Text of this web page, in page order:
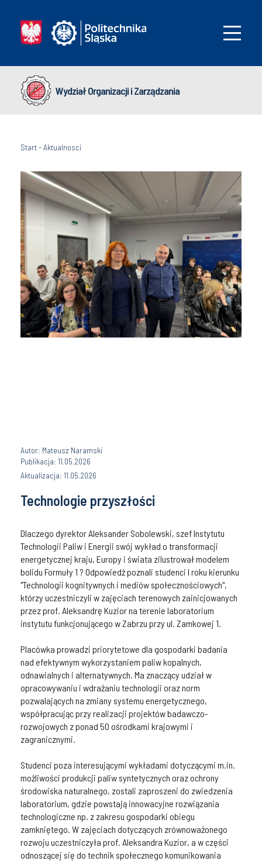
Wydział Organizacji i Zarządzania
Start-Aktualnosci
Autor: Mateusz Naramski
Publikacja: 11.05.2026
Aktualizacja: 11.05.2026
Technologie przyszłości
Dlaczego dyrektor Aleksander Sobolewski, szef Instytutu
Technologii Paliw i Energii swój wykład o transformacji
energetycznej kraju, Europy i świata zilustrował modelem
bolidu Formuły 1 ? Odpowiedź poznali studenci I roku kierunku
"Technologii kognitywnych i mediów społecznościowych",
którzy uczestniczyli w zajęciach terenowych zainicjowanych
przez prof. Aleksandrę Kuzior na terenie laboratorium
instytutu funkcjonującego w Zabrzu przy ul. Zamkowej 1.
Placówka prowadzi priorytetowe dla gospodarki badania
nad efektywnym wykorzystaniem paliw kopalnych,
odnawialnych i alternatywnych. Ma znaczący udział w
opracowywaniu i wdrażaniu technologii oraz norm
pozwalających na zmiany systemu energetycznego,
współpracując przy realizacji projektów badawczo-
rozwojowych z ponad 50 ośrodkami krajowymi i
zagranicznymi.
Studenci poza interesującymi wykładami dotyczącymi m.in.
możliwości produkcji paliw syntetycznych oraz ochrony
środowiska naturalnego, zostali zaproszeni do zwiedzenia
laboratorium, gdzie powstają innowacyjne rozwiązania
technologiczne np. z zakresu gospodarki obiegu
zamkniętego. W zajęciach dotyczących zrównoważonego
rozwoju uczestniczyła prof. Aleksandra Kuzior, a w części
odnoszącej się do technik społecznego komunikowania